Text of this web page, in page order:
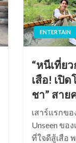
ENTERTAIN
“หนีเที่ย
เสือ! เปิ
ชา” สาย
เสาร์แรกข
Unseen ขอ
ที่ใจดีสู้เสือ